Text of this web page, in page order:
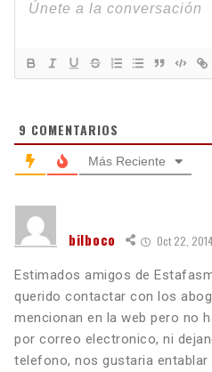
9 COMENTARIOS
Más Reciente
bilboco Oct 22,
Estimados amigos de
querido contactar con los
mencionan en la web pero no
por correo electronico, ni
telefono, nos gustaria entablar